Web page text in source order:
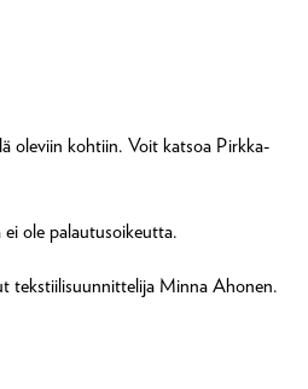
oleviin kohtiin. Voit katsoa Pirkka-
ole palautusoikeutta.
tekstiilisuunnittelija Minna Ahonen.